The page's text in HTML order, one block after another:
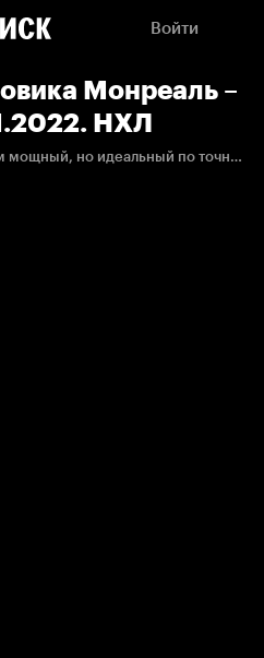
Войти
Монреаль –
НХЛ
Рословик наносит не слишком мощный, но идеальный по точности бросок, к которому оказывается не готов голкипер соперника.